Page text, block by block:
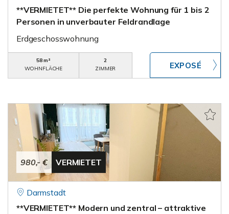
**VERMIETET** Die perfekte Wohnung für 1 bis 2
Personen in unverbauter Feldrandlage
Erdgeschosswohnung
58 m²
WOHNFLÄCHE
2
ZIMMER
980,- € VERMIETET
Darmstadt
**VERMIETET** Modern und zentral – attraktive